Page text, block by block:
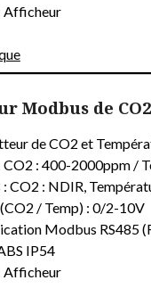
Afficheur
Modbus de
de CO2 et
CO2 : 400-2000ppm /
CO2 : NDIR,
/ Temp) : 0/2-10V
Modbus RS485
IP54
Afficheur